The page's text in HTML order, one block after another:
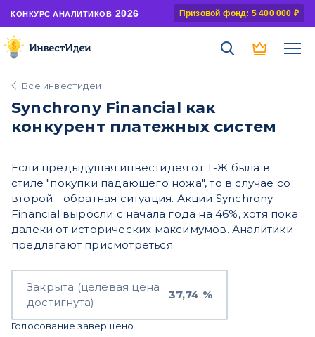
КОНКУРС АНАЛИТИКОВ 2026 Призовой фонд: 5 400 000 ₽
Все инвестидеи
Synchrony Financial как
конкурент платежных систем
Если предыдущая инвестидея от Т-Ж была в
стиле "покупки падающего ножа", то в случае со
второй - обратная ситуация. Акции Synchrony
Financial выросли с начала года на 46%, хотя пока
далеки от исторических максимумов. Аналитики
предлагают присмотреться.
Закрыта (целевая цена
достигнута)
37,74 %
Голосование завершено.